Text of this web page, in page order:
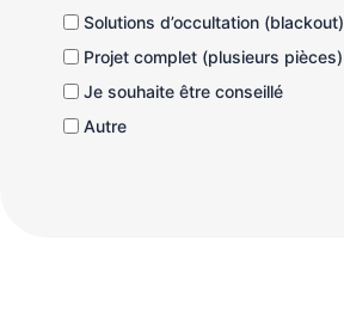
Solutions d’occultation (blackout)
Projet complet (plusieurs pièces)
Je souhaite être conseillé
Autre